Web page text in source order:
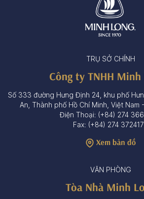
TRỤ SỞ CHÍNH
Công ty TNHH Minh
Số 333 đường Hưng Định 24, khu phố
An, Thành phố Hồ Chí Minh, Việt Nam
Điện Thoại: (+84) 274
Fax: (+84) 274
Xem bản đồ
VĂN PHÒNG
Tòa Nhà Minh